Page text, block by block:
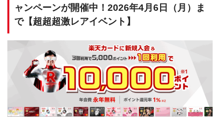
ャンペーンが開催中！2026年4月6日（月）ま
で【超超超激レアイベント】